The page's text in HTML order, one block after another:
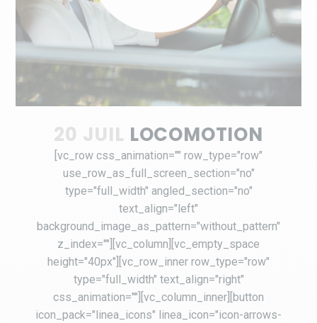
20 JUIL LOCOMOTION
[vc_row css_animation="" row_type="row"
use_row_as_full_screen_section="no"
type="full_width" angled_section="no"
text_align="left"
background_image_as_pattern="without_pattern"
z_index=""][vc_column][vc_empty_space
height="40px"][vc_row_inner row_type="row"
type="full_width" text_align="right"
css_animation=""][vc_column_inner][button
icon_pack="linea_icons" linea_icon="icon-arrows-